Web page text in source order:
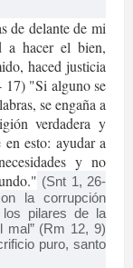
de delante de mi
a hacer el bien,
haced justicia
17) "Si alguno se
se engaña a
verdadera y
en esto: ayudar a
y no
(Snt 1, 26-
la corrupción
los pilares de la
mal” (Rm 12, 9)
puro, santo